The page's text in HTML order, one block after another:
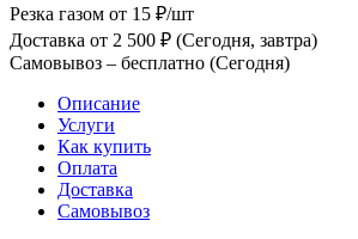
Резка газом от 15 ₽/шт
Доставка от 2 500 ₽ (Сегодня, завтра)
Самовывоз – бесплатно (Сегодня)
Описание
Услуги
Как купить
Оплата
Доставка
Самовывоз